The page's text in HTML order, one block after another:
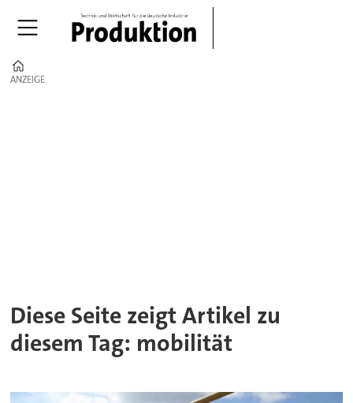
ANZEIGE
ANZEIGE
Diese Seite zeigt Artikel zu
diesem Tag: mobilität